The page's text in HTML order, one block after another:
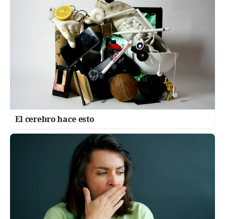
El cerebro hace esto